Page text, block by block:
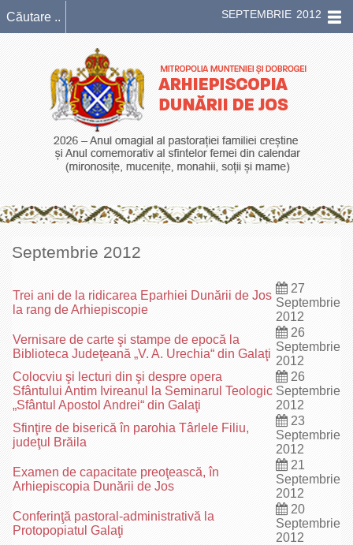
SEPTEMBRIE 2012
Septembrie 2012
Trei ani de la ridicarea Eparhiei Dunării de Jos
la rang de Arhiepiscopie
27
Septembrie
2012
Vernisare de carte şi stampe de epocă la
Biblioteca Judeţeană „V. A. Urechia“ din Galaţi
26
Septembrie
2012
Colocviu şi lecturi din şi despre opera
Sfântului Antim Ivireanul la Seminarul Teologic
„Sfântul Apostol Andrei“ din Galaţi
26
Septembrie
2012
Sfinţire de biserică în parohia Târlele Filiu,
judeţul Brăila
23
Septembrie
2012
Examen de capacitate preoţească, în
Arhiepiscopia Dunării de Jos
21
Septembrie
2012
Conferinţă pastoral-administrativă la
Protopopiatul Galaţi
20
Septembrie
2012